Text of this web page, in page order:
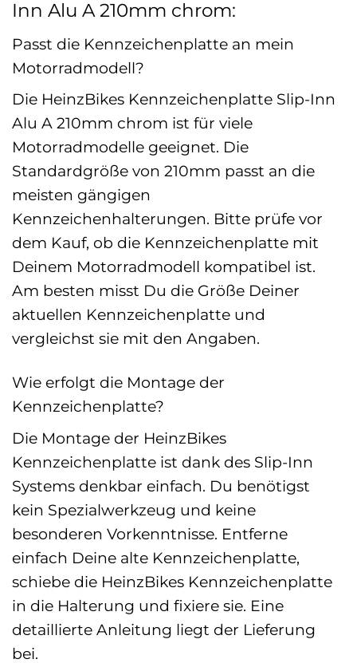
Inn Alu A 210mm chrom:
Passt die Kennzeichenplatte an mein
Motorradmodell?
Die HeinzBikes Kennzeichenplatte Slip-Inn
Alu A 210mm chrom ist für viele
Motorradmodelle geeignet. Die
Standardgröße von 210mm passt an die
meisten gängigen
Kennzeichenhalterungen. Bitte prüfe vor
dem Kauf, ob die Kennzeichenplatte mit
Deinem Motorradmodell kompatibel ist.
Am besten misst Du die Größe Deiner
aktuellen Kennzeichenplatte und
vergleichst sie mit den Angaben.
Wie erfolgt die Montage der
Kennzeichenplatte?
Die Montage der HeinzBikes
Kennzeichenplatte ist dank des Slip-Inn
Systems denkbar einfach. Du benötigst
kein Spezialwerkzeug und keine
besonderen Vorkenntnisse. Entferne
einfach Deine alte Kennzeichenplatte,
schiebe die HeinzBikes Kennzeichenplatte
in die Halterung und fixiere sie. Eine
detaillierte Anleitung liegt der Lieferung
bei.